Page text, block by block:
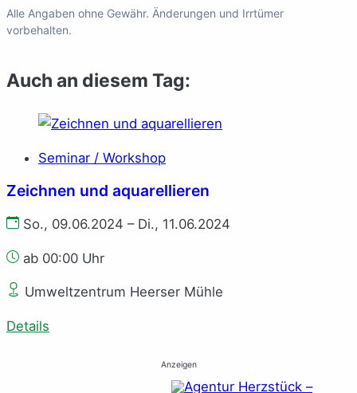
Alle Angaben ohne Gewähr. Änderungen und Irrtümer
vorbehalten.
Auch an diesem Tag:
Seminar / Workshop
Zeichnen und aquarellieren
So., 09.06.2024 – Di., 11.06.2024
ab 00:00 Uhr
Umweltzentrum Heerser Mühle
Details
Anzeigen